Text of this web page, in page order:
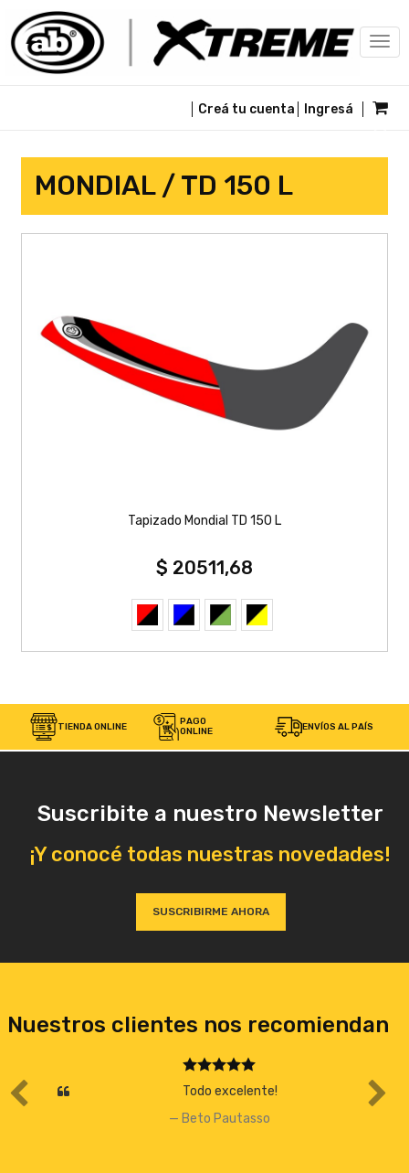
Creá tu cuenta Ingresá
MONDIAL / TD 150 L
Tapizado Mondial TD 150 L
$ 20511,68
TIENDA ONLINE
PAGO
ONLINE
ENVÍOS AL PAÍS
Suscribite a nuestro Newsletter
¡Y conocé todas nuestras novedades!
SUSCRIBIRME AHORA
Nuestros clientes nos recomiendan
Todo excelente!
Beto Pautasso